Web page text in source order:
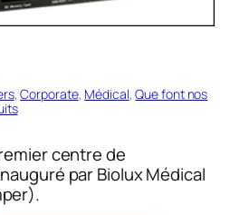
, Corporate, Médical, Que font nos
centre de
par Biolux Médical